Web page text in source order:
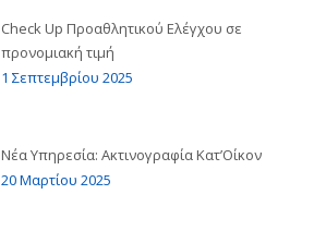
Check Up Προαθλητικού Ελέγχου σε
προνομιακή τιμή
1 Σεπτεμβρίου 2025
Νέα Υπηρεσία: Ακτινογραφία Κατ’Οίκον
20 Μαρτίου 2025